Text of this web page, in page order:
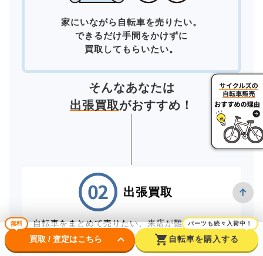
家にいながら自転車を売りたい。
できるだけ手間をかけずに
買取してもらいたい。
そんなあなたは
出張買取がおすすめ！
出張買取
自転車をまとめて売りたい、来店が難しいお客様
は、スタッフが直接お伺いする出張買取をご利用
無料
買取 / 査定はこちら keyboard_arrow_down shopping_cart
パーツも続々入荷中！
自転車を購入する